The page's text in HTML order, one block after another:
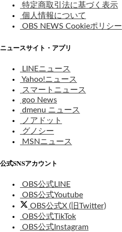
特定商取引法に基づく表示
個人情報について
OBS NEWS Cookieポリシー
ニュースサイト・アプリ
LINEニュース
Yahoo!ニュース
スマートニュース
goo News
dmenu ニュース
ノアドット
グノシー
MSNニュース
公式SNSアカウント
OBS公式LINE
OBS公式Youtube
OBS公式X (旧Twitter)
OBS公式TikTok
OBS公式Instagram